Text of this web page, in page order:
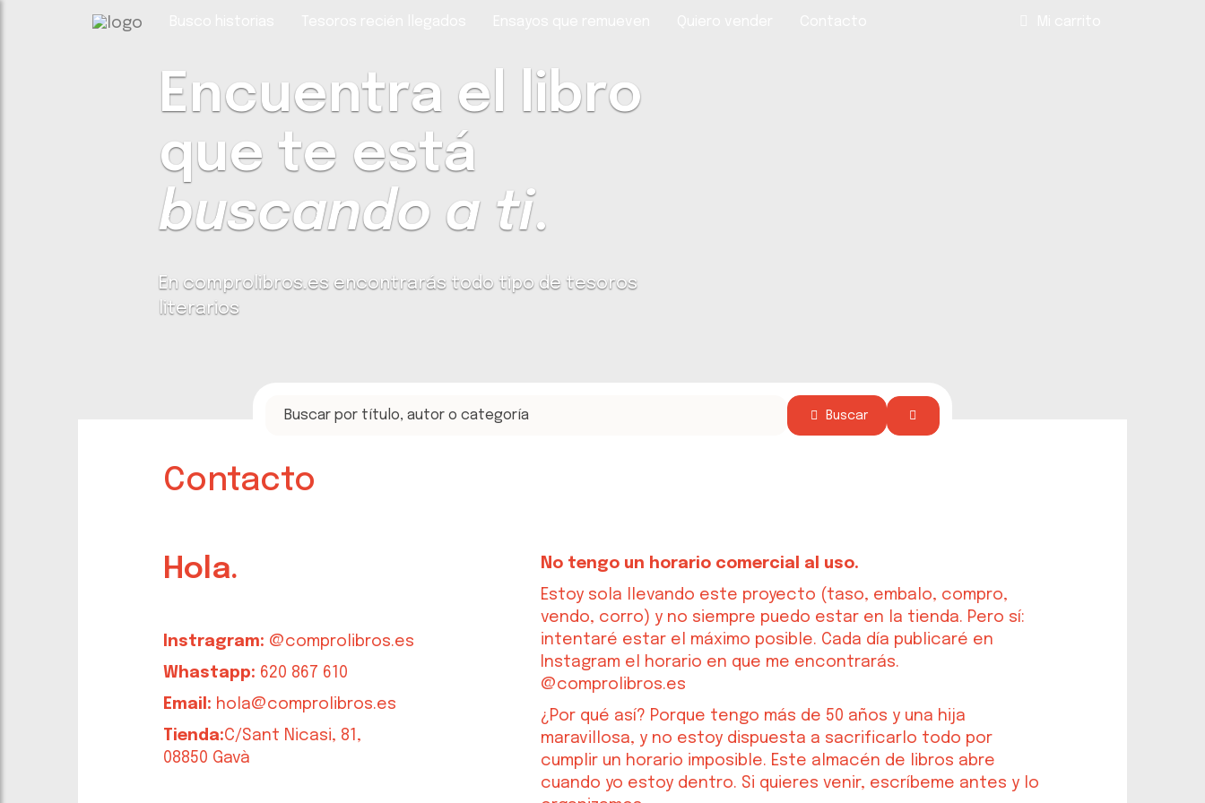
Encuentra el libro
que te está
buscando a ti.
En comprolibros.es encontrarás todo tipo de tesoros
literarios
Buscar
Contacto
Hola.
Instragram: @comprolibros.es
Whastapp: 620 867 610
Email: hola@comprolibros.es
Tienda:C/Sant Nicasi, 81,
08850 Gavà
No tengo un horario comercial al uso.
Estoy sola llevando este proyecto (taso, embalo, compro,
vendo, corro) y no siempre puedo estar en la tienda. Pero sí:
intentaré estar el máximo posible. Cada día publicaré en
Instagram el horario en que me encontrarás.
@comprolibros.es
¿Por qué así? Porque tengo más de 50 años y una hija
maravillosa, y no estoy dispuesta a sacrificarlo todo por
cumplir un horario imposible. Este almacén de libros abre
cuando yo estoy dentro. Si quieres venir, escríbeme antes y lo